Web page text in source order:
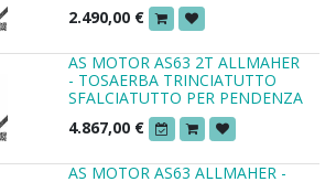
2.490,00 €
AS MOTOR AS63 2T ALLMAHER
- TOSAERBA TRINCIATUTTO
SFALCIATUTTO PER PENDENZA
4.867,00 €
AS MOTOR AS63 ALLMAHER -